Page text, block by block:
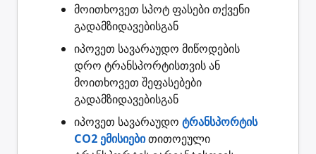
მოითხოვეთ სპოტ ფასებითქვენი
გადამზიდავებისგან
იპოვეთ სავარაუდო მიწოდების
დრო ტრანსპორტისთვის ან
მოითხოვეთ შეფასებები
გადამზიდავებისგან
იპოვეთ სავარაუდო ტრანსპორტის
CO2 ემისიებითითოეული